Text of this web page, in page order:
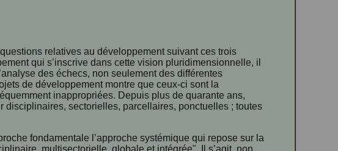
relatives au développement suivant ces trois
qui s’inscrive dans cette vision pluridimensionnelle, il
des échecs, non seulement des différentes
de développement montre que ceux-ci sont la
inappropriées. Depuis plus de quarante ans,
disciplinaires, sectorielles, parcellaires, ponctuelles ; toutes
fondamentale l’approche systémique qui repose sur la
multisectorielle, globale et intégrée". Il s’agit, non